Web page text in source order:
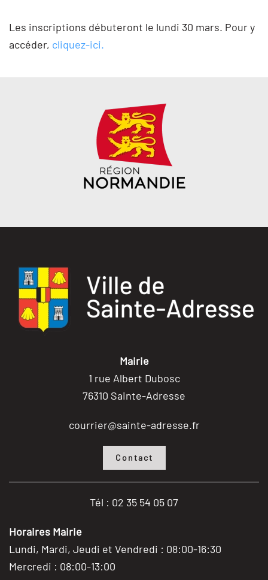
Les inscriptions débuteront le lundi 30 mars. Pour y
accéder, cliquez-ici.
Mairie
1 rue Albert Dubosc
76310 Sainte-Adresse
courrier@sainte-adresse.fr
Contact
Tél : 02 35 54 05 07
Horaires Mairie
Lundi, Mardi, Jeudi et Vendredi : 08:00-16:30
Mercredi : 08:00-13:00